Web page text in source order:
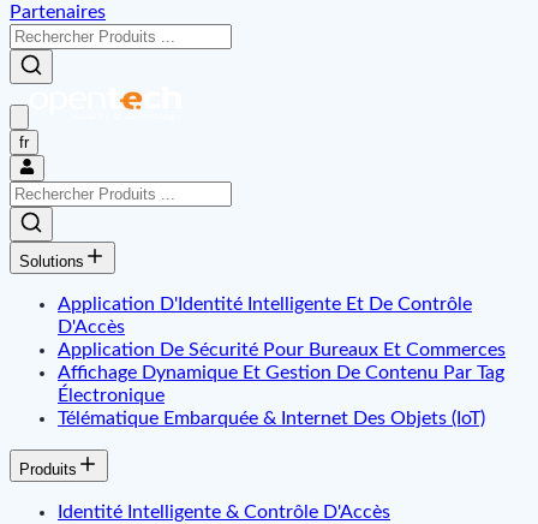
Partenaires
fr
Solutions
Application D'Identité Intelligente Et De Contrôle
D'Accès
Application De Sécurité Pour Bureaux Et Commerces
Affichage Dynamique Et Gestion De Contenu Par Tag
Électronique
Télématique Embarquée & Internet Des Objets (IoT)
Produits
Identité Intelligente & Contrôle D'Accès